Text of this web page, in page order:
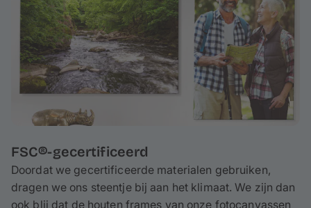
FSC®-gecertificeerd
Doordat we gecertificeerde materialen gebruiken,
dragen we ons steentje bij aan het klimaat. We zijn dan
ook blij dat de houten frames van onze fotocanvassen